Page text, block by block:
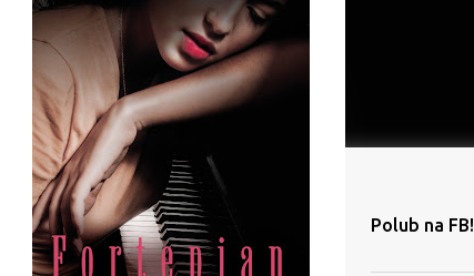
Polub na FB!